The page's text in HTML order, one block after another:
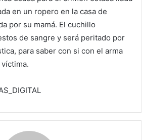
en un ropero en la casa de
por su mamá. El cuchillo
de sangre y será peritado por
para saber con si con el arma